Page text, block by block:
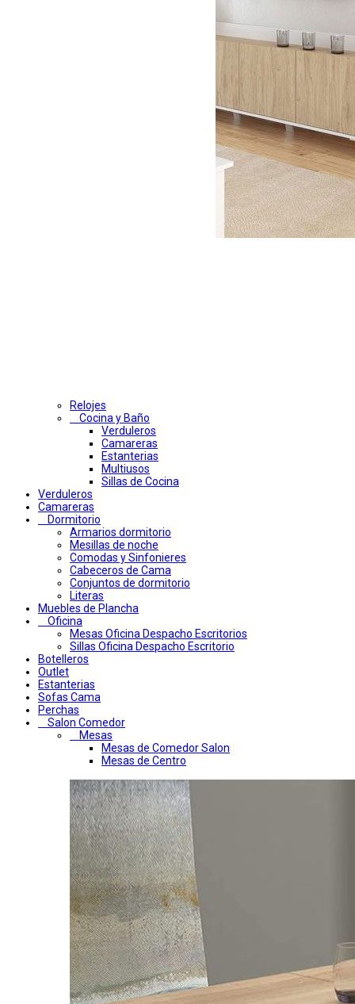
Relojes
Cocina y Baño
Verduleros
Camareras
Estanterias
Multiusos
Sillas de Cocina
Verduleros
Camareras
Dormitorio
Armarios dormitorio
Mesillas de noche
Comodas y Sinfonieres
Cabeceros de Cama
Conjuntos de dormitorio
Literas
Muebles de Plancha
Oficina
Mesas Oficina Despacho Escritorios
Sillas Oficina Despacho Escritorio
Botelleros
Outlet
Estanterias
Sofas Cama
Perchas
Salon Comedor
Mesas
Mesas de Comedor Salon
Mesas de Centro